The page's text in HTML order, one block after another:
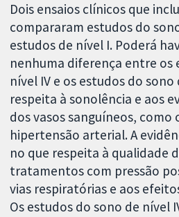
Dois ensaios clínicos que
compararam estudos do
estudos de nível I. Poderá
nenhuma diferença entre os
nível IV e os estudos do
respeita à sonolência e aos
dos vasos sanguíneos, como
hipertensão arterial. A
no que respeita à qualidade
tratamentos com pressão
vias respiratórias e aos
Os estudos do sono de nível